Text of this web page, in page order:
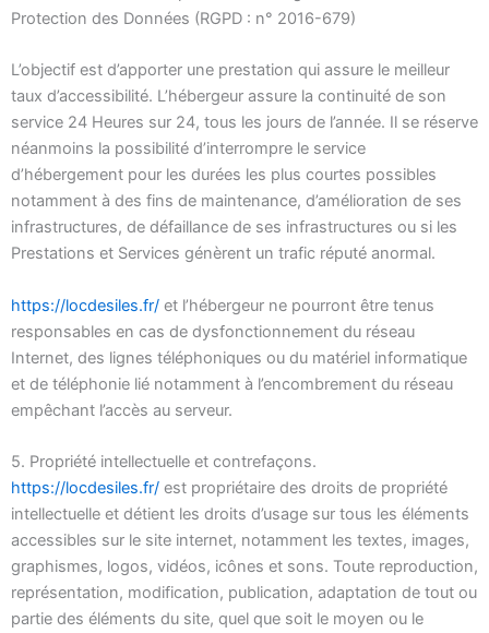
Protection des Données (RGPD : n° 2016-679)
L’objectif est d’apporter une prestation qui assure le meilleur
taux d’accessibilité. L’hébergeur assure la continuité de son
service 24 Heures sur 24, tous les jours de l’année. Il se réserve
néanmoins la possibilité d’interrompre le service
d’hébergement pour les durées les plus courtes possibles
notamment à des fins de maintenance, d’amélioration de ses
infrastructures, de défaillance de ses infrastructures ou si les
Prestations et Services génèrent un trafic réputé anormal.
https://locdesiles.fr/ et l’hébergeur ne pourront être tenus
responsables en cas de dysfonctionnement du réseau
Internet, des lignes téléphoniques ou du matériel informatique
et de téléphonie lié notamment à l’encombrement du réseau
empêchant l’accès au serveur.
5. Propriété intellectuelle et contrefaçons.
https://locdesiles.fr/ est propriétaire des droits de propriété
intellectuelle et détient les droits d’usage sur tous les éléments
accessibles sur le site internet, notamment les textes, images,
graphismes, logos, vidéos, icônes et sons. Toute reproduction,
représentation, modification, publication, adaptation de tout ou
partie des éléments du site, quel que soit le moyen ou le